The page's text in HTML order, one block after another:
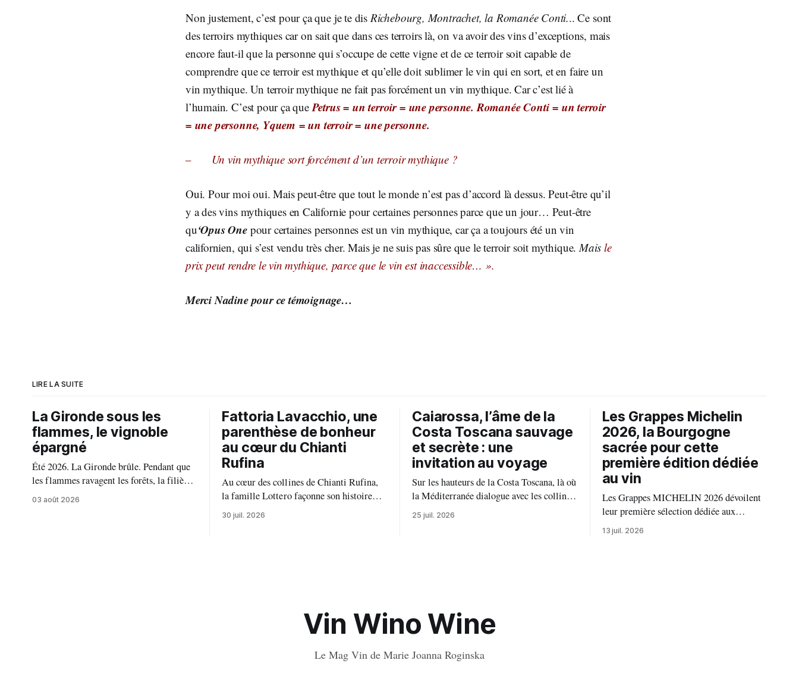
Non justement, c’est pour ça que je te dis Richebourg, Montrachet, la Romanée Conti... Ce sont
des terroirs mythiques car on sait que dans ces terroirs là, on va avoir des vins d’exceptions, mais
encore faut-il que la personne qui s’occupe de cette vigne et de ce terroir soit capable de
comprendre que ce terroir est mythique et qu’elle doit sublimer le vin qui en sort, et en faire un
vin mythique. Un terroir mythique ne fait pas forcément un vin mythique. Car c’est lié à
l’humain. C’est pour ça quePetrus = un terroir = une personne. Romanée Conti = un terroir
= une personne, Yquem = un terroir = une personne.
– Un vin mythique sort forcément d’un terroir mythique ?
Oui. Pour moi oui. Mais peut-être que tout le monde n’est pas d’accord là dessus. Peut-être qu’il
y a des vins mythiques en Californie pour certaines personnes parce que un jour… Peut-être
qu‘Opus Onepour certaines personnes est un vin mythique, car ça a toujours été un vin
californien, qui s’est vendu très cher. Mais je ne suis pas sûre que le terroir soit mythique. Maisle
prix peut rendre le vin mythique, parce que le vin est inaccessible… ».
Merci Nadine pour ce témoignage…
LIRE LA SUITE
La Gironde sous les
flammes, le vignoble
épargné
Été 2026. La Gironde brûle. Pendant que
les flammes ravagent les forêts, la filière
viticole bordelaise se mobilise, fait front
03 août 2026
Fattoria Lavacchio, une
parenthèse de bonheur
au cœur du Chianti
Rufina
Au cœur des collines de Chianti Rufina,
la famille Lottero façonne son histoire
depuis près de 50 ans. Entre héritage
familial, exigence viticole et profond
30 juil. 2026
Caiarossa, l’âme de la
Costa Toscana sauvage
et secrète : une
invitation au voyage
Sur les hauteurs de la Costa Toscana, là où
la Méditerranée dialogue avec les collines
métallifères, à Riparbella, aux portes de
Bolgheri, Caiarossa cultive une autre idée
25 juil. 2026
Les Grappes Michelin
2026, la Bourgogne
sacrée pour cette
première édition dédiée
au vin
Les Grappes MICHELIN 2026 dévoilent
leur première sélection dédiée aux
domaines viticoles de Bourgogne,
distinguant 94 propriétés pour
13 juil. 2026
Vin Wino Wine
Le Mag Vin de Marie Joanna Roginska